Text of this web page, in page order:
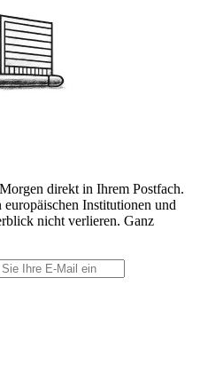
direkt in Ihrem Postfach.
Institutionen und
nicht verlieren. Ganz